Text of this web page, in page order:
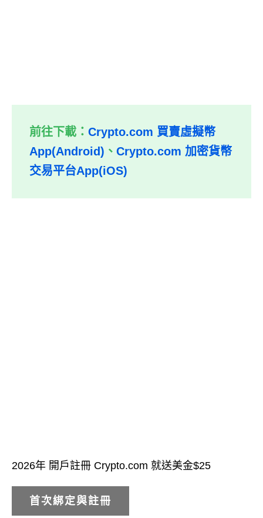
前往下載： Crypto.com 買賣虛擬幣
App(Android) 、 Crypto.com 加密貨幣
交易平台App(iOS)
2026年 開戶註冊 Crypto.com 就送美金$25
首次綁定與註冊